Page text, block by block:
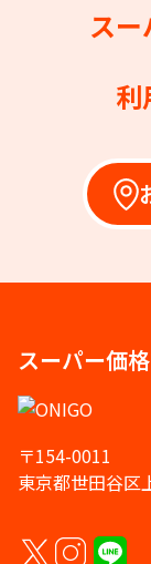
スー
利
スーパー価
〒154-0011
東京都世田谷区